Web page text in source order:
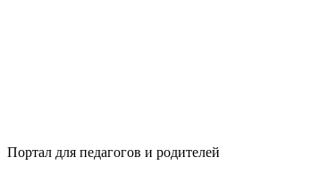
Портал для педагогов и родителей